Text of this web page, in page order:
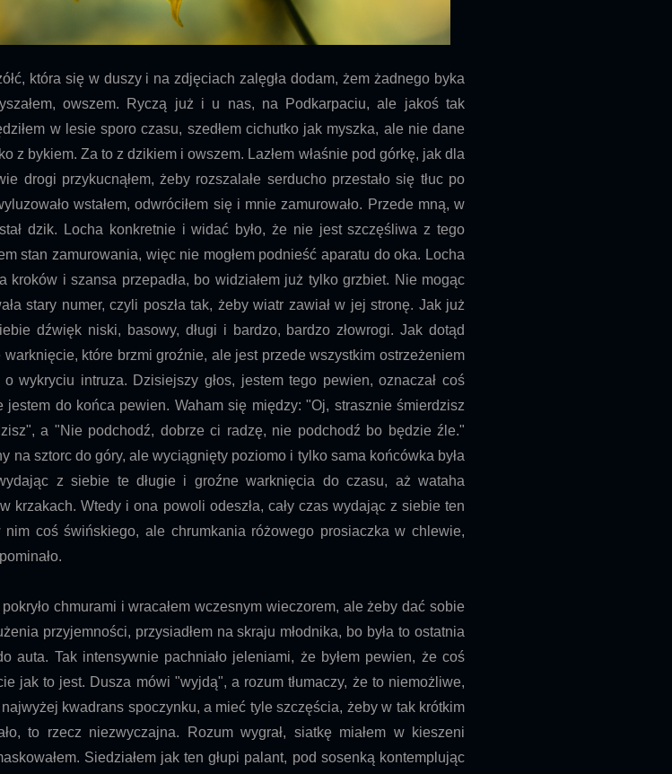
która się w duszy i na zdjęciach zalęgła dodam, żem żadnego byka
owszem. Ryczą już i u nas, na Podkarpaciu, ale jakoś tak
w lesie sporo czasu, szedłem cichutko jak myszka, ale nie dane
z bykiem. Za to z dzikiem i owszem. Lazłem właśnie pod górkę, jak dla
drogi przykucnąłem, żeby rozszalałe serducho przestało się tłuc po
wstałem, odwróciłem się i mnie zamurowało. Przede mną, w
dzik. Locha konkretnie i widać było, że nie jest szczęśliwa z tego
stan zamurowania, więc nie mogłem podnieść aparatu do oka. Locha
kroków i szansa przepadła, bo widziałem już tylko grzbiet. Nie mogąc
stary numer, czyli poszła tak, żeby wiatr zawiał w jej stronę. Jak już
dźwięk niski, basowy, długi i bardzo, bardzo złowrogi. Jak dotąd
warknięcie, które brzmi groźnie, ale jest przede wszystkim ostrzeżeniem
wykryciu intruza. Dzisiejszy głos, jestem tego pewien, oznaczał coś
jestem do końca pewien. Waham się między: "Oj, strasznie śmierdzisz
a "Nie podchodź, dobrze ci radzę, nie podchodź bo będzie źle."
na sztorc do góry, ale wyciągnięty poziomo i tylko sama końcówka była
z siebie te długie i groźne warknięcia do czasu, aż wataha
krzakach. Wtedy i ona powoli odeszła, cały czas wydając z siebie ten
nim coś świńskiego, ale chrumkania różowego prosiaczka w chlewie,
chmurami i wracałem wczesnym wieczorem, ale żeby dać sobie
przyjemności, przysiadłem na skraju młodnika, bo była to ostatnia
auta. Tak intensywnie pachniało jeleniami, że byłem pewien, że coś
jak to jest. Dusza mówi "wyjdą", a rozum tłumaczy, że to niemożliwe,
kwadrans spoczynku, a mieć tyle szczęścia, żeby w tak krótkim
to rzecz niezwyczajna. Rozum wygrał, siatkę miałem w kieszeni
Siedziałem jak ten głupi palant, pod sosenką kontemplując